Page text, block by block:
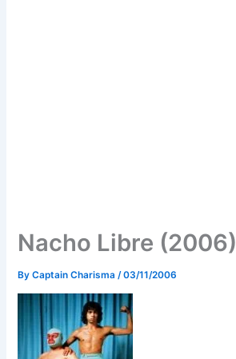
Nacho Libre (2006)
ByCaptain Charisma /03/11/2006